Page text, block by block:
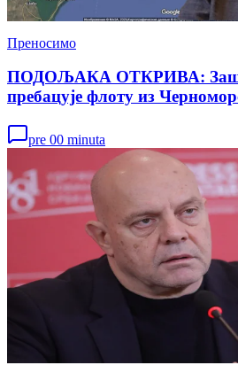
Преносимо
ПОДОЉАКА ОТКРИВА:
пребацује флоту из
pre 00 minuta